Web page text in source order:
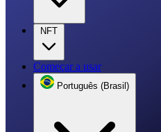
NFT
Começar a usar
Português (Brasil)